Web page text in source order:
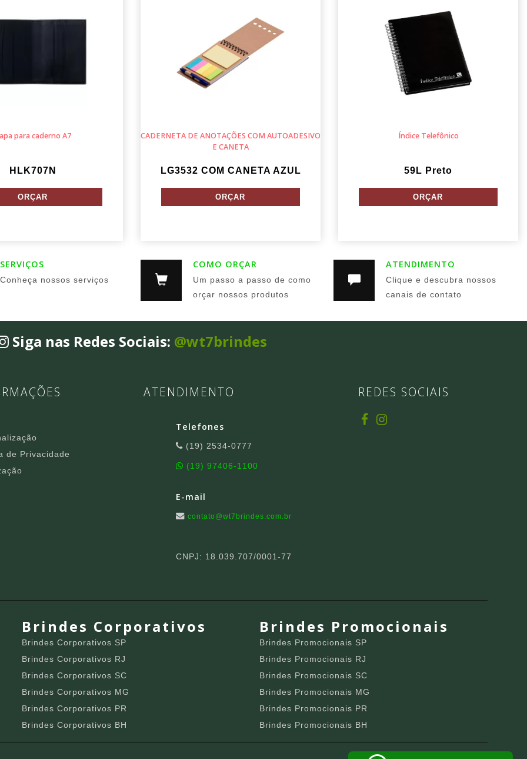
para caderno A7
HLK707N
CADERNETA DE ANOTAÇÕES COM AUTOADESIVO
E CANETA
LG3532 COM CANETA AZUL
Índice Telefônico
59L Preto
SERVIÇOS
Conheça nossos serviços
COMO ORÇAR
Um passo a passo de como
orçar nossos produtos
ATENDIMENTO
Clique e descubra nossos
canais de contato
Siga nas Redes Sociais: @wt7brindes
de Privacidade
ATENDIMENTO
Telefones
(19) 2534-0777
(19) 97406-1100
E-mail
contato@wt7brindes.com.br
CNPJ: 18.039.707/0001-77
REDES SOCIAIS
Brindes Corporativos
Brindes Corporativos SP
Brindes Corporativos RJ
Brindes Corporativos SC
Brindes Corporativos MG
Brindes Corporativos PR
Brindes Corporativos BH
Brindes Promocionais
Brindes Promocionais SP
Brindes Promocionais RJ
Brindes Promocionais SC
Brindes Promocionais MG
Brindes Promocionais PR
Brindes Promocionais BH